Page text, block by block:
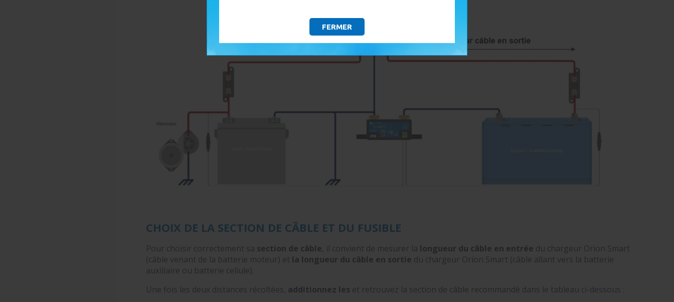
CHOIX DE LA SECTION DE CÂBLE ET DU FUSIBLE
Pour choisir correctement sa section de câble , il convient de mesurer la longueur du câble en entrée du chargeur Orion Smart
(câble venant de la batterie moteur) et la longueur du câble en sortie du chargeur Orion Smart (câble allant vers la batterie
auxiliaire ou batterie cellule).
Une fois les deux distances récoltées, additionnez les et retrouvez la section de câble recommandé dans le tableau ci-dessous :
FERMER